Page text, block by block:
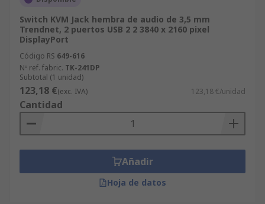
Switch KVM Jack hembra de audio de 3,5 mm
Trendnet, 2 puertos USB 2 2 3840 x 2160 pixel
DisplayPort
Código RS 649-616
Nº ref. fabric. TK-241DP
Subtotal (1 unidad)
123,18 €(exc. IVA) 123,18 €/unidad
Cantidad
Añadir
Hoja de datos